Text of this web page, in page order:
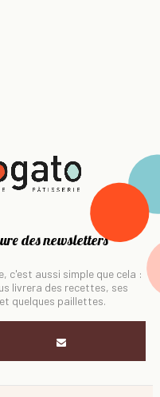
des newsletters
c'est aussi simple que cela :
livrera des recettes, ses
quelques paillettes.